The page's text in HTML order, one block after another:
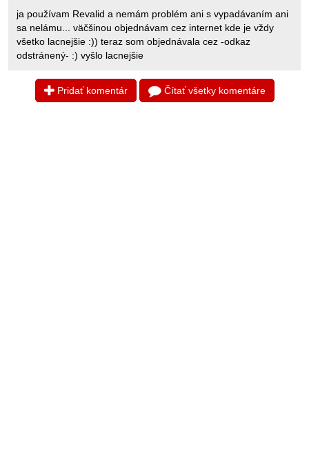
ja používam Revalid a nemám problém ani s vypadávaním ani
sa nelámu... väčšinou objednávam cez internet kde je vždy
všetko lacnejšie :)) teraz som objednávala cez -odkaz
odstránený- :) vyšlo lacnejšie
Pridať komentár Čítať všetky komentáre